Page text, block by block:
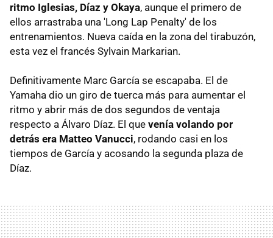
ritmo Iglesias, Díaz y Okaya, aunque el primero de
ellos arrastraba una 'Long Lap Penalty' de los
entrenamientos. Nueva caída en la zona del tirabuzón,
esta vez el francés Sylvain Markarian.
Definitivamente Marc García se escapaba. El de
Yamaha dio un giro de tuerca más para aumentar el
ritmo y abrir más de dos segundos de ventaja
respecto a Álvaro Díaz. El que venía volando por
detrás era Matteo Vanucci, rodando casi en los
tiempos de García y acosando la segunda plaza de
Díaz.